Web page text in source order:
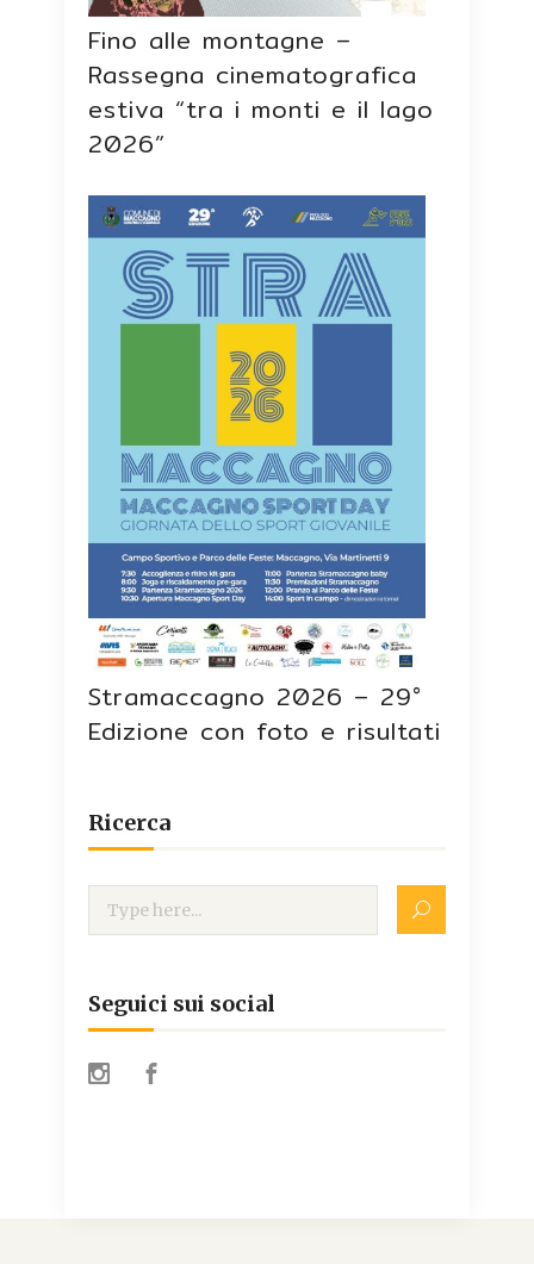
Fino alle montagne –
Rassegna cinematografica
estiva “tra i monti e il lago
2026”
Stramaccagno 2026 – 29°
Edizione con foto e risultati
Ricerca
Seguici sui social